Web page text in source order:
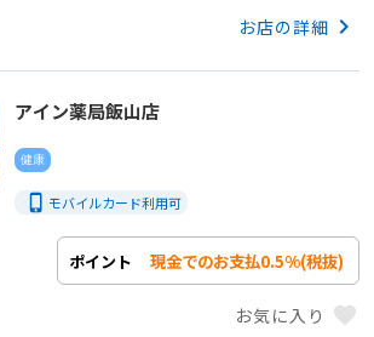
お店の詳細 keyboard_arrow_right
アイン薬局飯山店
健康
phone_iphone モバイルカード利用可
ポイント 現金でのお支払0.5%(税抜)
お気に入り favorite